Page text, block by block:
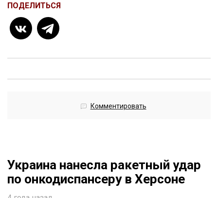
ПОДЕЛИТЬСЯ
Комментировать
Украина нанесла ракетный удар
по онкодиспансеру в Херсоне